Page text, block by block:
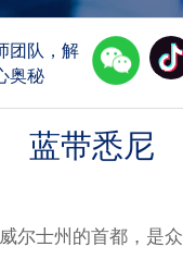
作之合 味
团队，解
奥秘
蓝带悉尼
尔士州的首都，是